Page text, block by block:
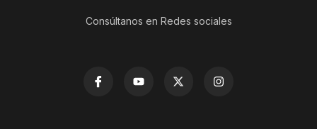
Consúltanos en Redes sociales